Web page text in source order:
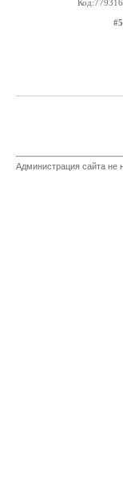
Код:779316
#5
Администрация сайта не